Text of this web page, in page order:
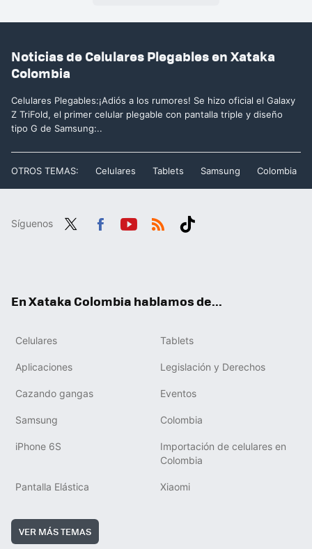
Noticias de Celulares Plegables en Xataka
Colombia
Celulares Plegables:¡Adiós a los rumores! Se hizo oficial el Galaxy
Z TriFold, el primer celular plegable con pantalla triple y diseño
tipo G de Samsung:..
OTROS TEMAS: Celulares Tablets Samsung Colombia
Síguenos
En Xataka Colombia hablamos de...
Celulares Tablets
Aplicaciones Legislación y Derechos
Cazando gangas Eventos
Samsung Colombia
iPhone 6S
Importación de celulares en
Colombia
Pantalla Elástica Xiaomi
VER MÁS TEMAS